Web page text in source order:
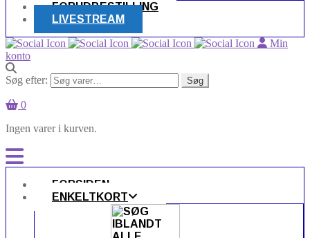
FORUDBESTILLING
LIVESTREAM
Min
konto
Søg efter: Søg
0
Ingen varer i kurven.
FORSIDEN
ENKELTKORT